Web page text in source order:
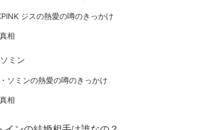
ジスの熱愛の噂のきっかけ
相
ミン
ソミンの熱愛の噂のきっかけ
相